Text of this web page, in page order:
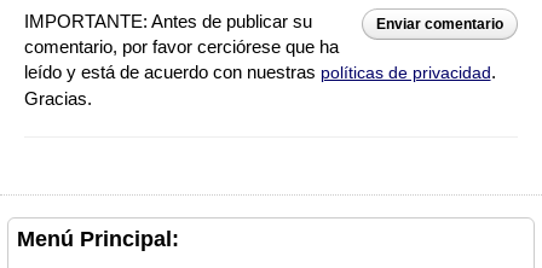
Enviar comentario
IMPORTANTE: Antes de publicar su
comentario, por favor cerciórese que ha
leído y está de acuerdo con nuestras políticas de privacidad.
Gracias.
Menú Principal: